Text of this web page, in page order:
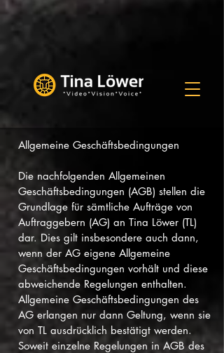
Allgemeine Geschäftsbedingungen
Die nachfolgenden Allgemeinen
Geschäftsbedingungen (AGB) stellen die
Grundlage für sämtliche Aufträge von
Auftraggebern (AG) an Tina Löwer (TL)
dar. Dies gilt insbesondere auch dann,
wenn der AG eigene Allgemeine
Geschäftsbedingungen vorhält und diese
abweichende Regelungen enthalten.
Allgemeine Geschäftsbedingungen des
AG erlangen nur dann Geltung, wenn sie
von TL ausdrücklich bestätigt werden.
Soweit einzelne Regelungen in AGB des